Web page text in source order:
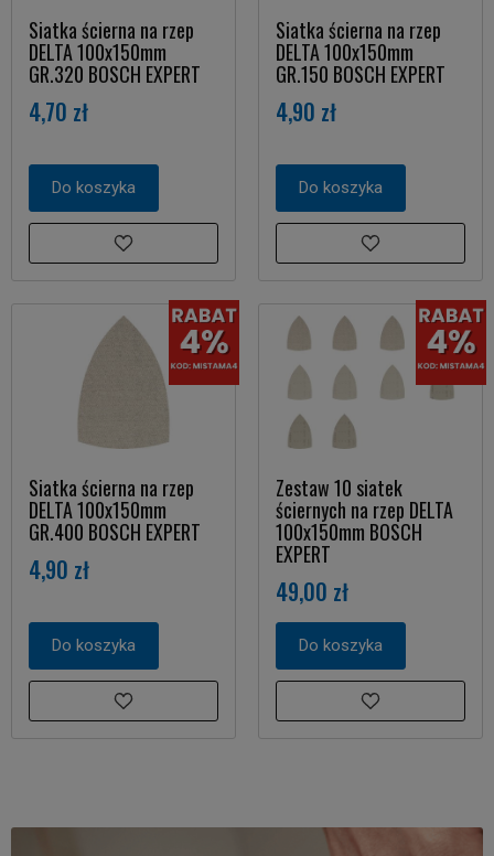
Siatka ścierna na rzep
DELTA 100x150mm
GR.320 BOSCH EXPERT
4,70 zł
Do koszyka
Siatka ścierna na rzep
DELTA 100x150mm
GR.150 BOSCH EXPERT
4,90 zł
Do koszyka
Siatka ścierna na rzep
DELTA 100x150mm
GR.400 BOSCH EXPERT
4,90 zł
Do koszyka
Zestaw 10 siatek
ściernych na rzep DELTA
100x150mm BOSCH
EXPERT
49,00 zł
Do koszyka